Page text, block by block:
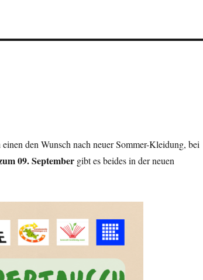
den Wunsch nach neuer Sommer-Kleidung, bei
09. September gibt es beides in der neuen